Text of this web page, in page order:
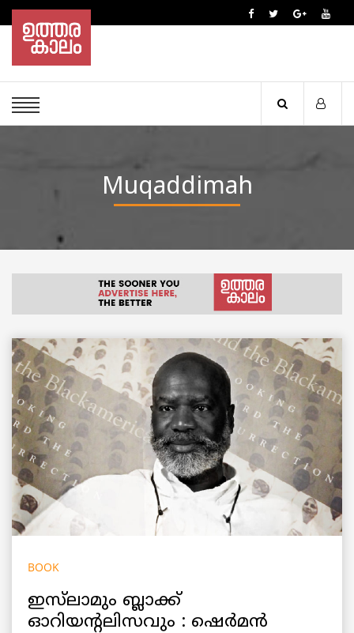
Muqaddimah
BOOK
ഇസ്‌ലാമും ബ്ലാക്ക്
ഓറിയന്റലിസവും : ഷെർമൻ